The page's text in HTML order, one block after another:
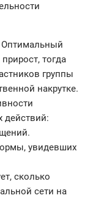
Оптимальный
тогда
группы
накрутке.
действий:
увидевших
сколько
сети на